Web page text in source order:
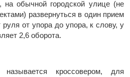
обычной городской улице (не
развернуться в один прием
от упора до упора, к слову, у
2,6 оборота.
кроссовером, для